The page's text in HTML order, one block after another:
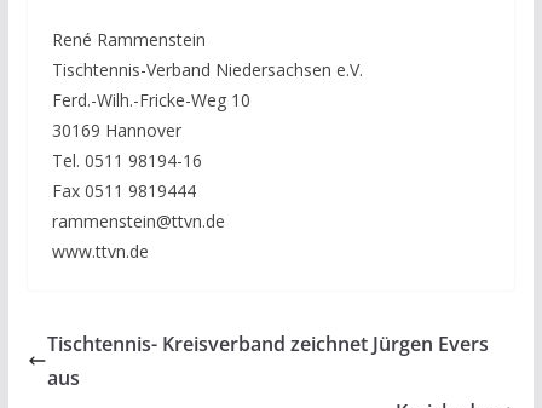
René Rammenstein
Tischtennis-Verband Niedersachsen e.V.
Ferd.-Wilh.-Fricke-Weg 10
30169 Hannover
Tel. 0511 98194-16
Fax 0511 9819444
rammenstein@ttvn.de
www.ttvn.de
Tischtennis- Kreisverband zeichnet Jürgen Evers
aus